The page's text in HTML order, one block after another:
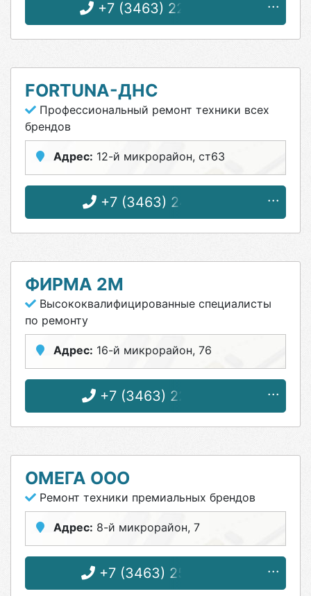
+7 (3463) 22-75-43
FORTUNA-ДНС
Профессиональный ремонт техники всех
брендов
Адрес: 12-й микрорайон, ст63
+7 (3463) 24-57-11
ФИРМА 2М
Высококвалифицированные специалисты
по ремонту
Адрес: 16-й микрорайон, 76
+7 (3463) 22-12-26
ОМЕГА ООО
Ремонт техники премиальных брендов
Адрес: 8-й микрорайон, 7
+7 (3463) 25-16-53